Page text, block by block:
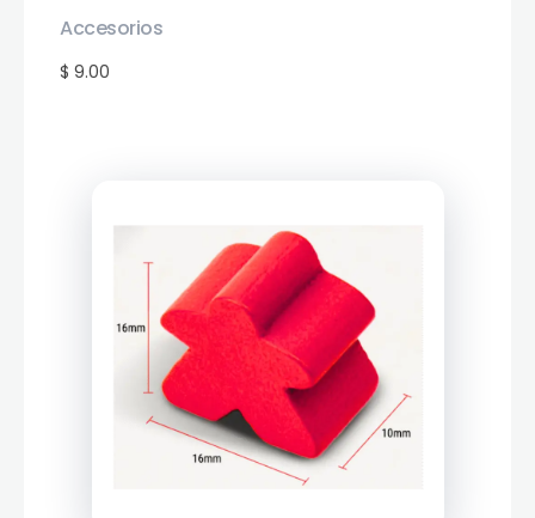
$ 9.00
Accesorios